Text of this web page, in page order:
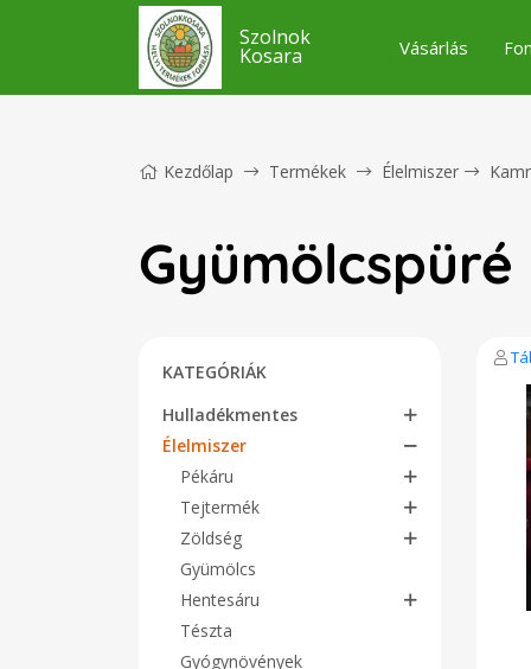
Szolnok
Kosara Vásárlás
Kezdőlap Termékek Élelmiszer
Gyümölcspüré
KATEGÓRIÁK
Hulladékmentes
Élelmiszer
Pékáru
Tejtermék
Zöldség
Gyümölcs
Hentesáru
Tészta
Gyógynövények